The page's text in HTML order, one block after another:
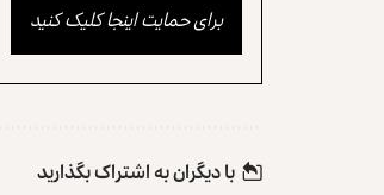
برای حمایت اینجا کلیک کنید
با دیگران به‌‌ اشتراک بگذارید